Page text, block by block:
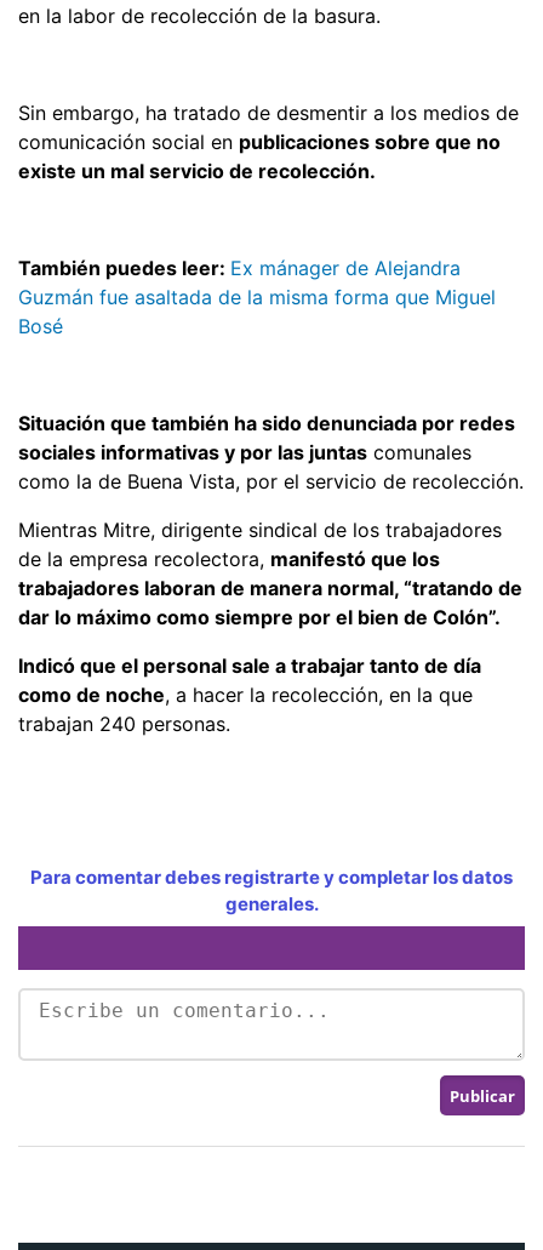
en la labor de recolección de la basura.
Sin embargo, ha tratado de desmentir a los medios de
comunicación social en publicaciones sobre que no
existe un mal servicio de recolección.
También puedes leer: Ex mánager de Alejandra
Guzmán fue asaltada de la misma forma que Miguel
Bosé
Situación que también ha sido denunciada por redes
sociales informativas y por las juntas comunales
como la de Buena Vista, por el servicio de recolección.
Mientras Mitre, dirigente sindical de los trabajadores
de la empresa recolectora, manifestó que los
trabajadores laboran de manera normal, “tratando de
dar lo máximo como siempre por el bien de Colón”.
Indicó que el personal sale a trabajar tanto de día
como de noche, a hacer la recolección, en la que
trabajan 240 personas.
Para comentar debes registrarte y completar los datos
generales.